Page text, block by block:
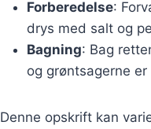
Forberedelse:
drys med salt og
Bagning: Bag
og grøntsagerne er
Denne opskrift kan